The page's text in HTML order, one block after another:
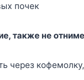
почек
также не
через